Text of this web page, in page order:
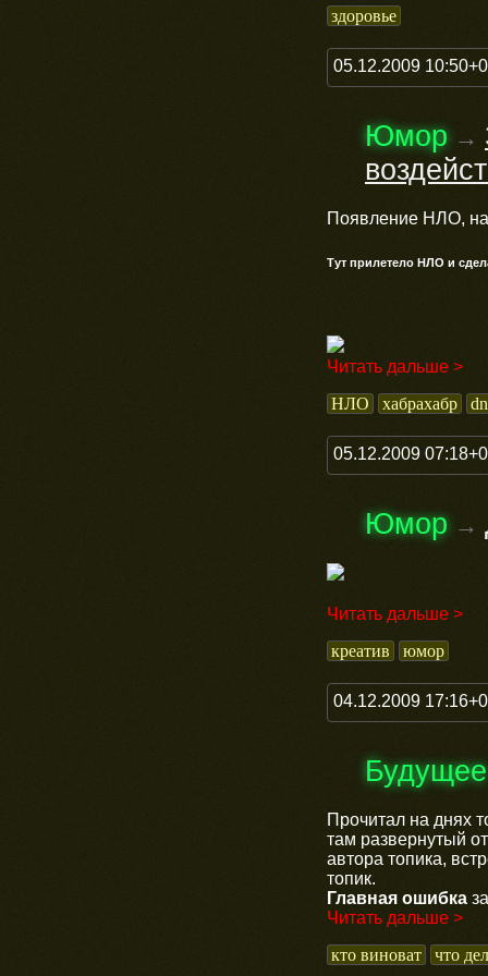
здоровье
05.12.2009
Юмор→
Появление НЛО, на
Тут прилетело НЛО и
Читать дальше >
НЛО
хабрахабр
05.12.2009
Юмор →
Читать дальше >
креатив
юмор
04.12.2009
Будущее
Прочитал на днях
там развернутый
автора топика,
топик.
Главная ошибка
Читать дальше >
кто виноват
что